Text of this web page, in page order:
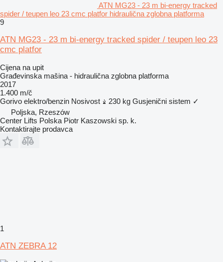
ATN MG23 - 23 m bi-energy tracked
spider / teupen leo 23 cmc platfor hidraulična zglobna platforma
9
ATN MG23 - 23 m bi-energy tracked spider / teupen leo 23
cmc platfor
Cijena na upit
Građevinska mašina - hidraulična zglobna platforma
2017
1.400 m/č
Gorivo elektro/benzin Nosivost 230 kg Gusjenični sistem ✓
Poljska, Rzeszów
Center Lifts Polska Piotr Kaszowski sp. k.
Kontaktirajte prodavca
1
ATN ZEBRA 12